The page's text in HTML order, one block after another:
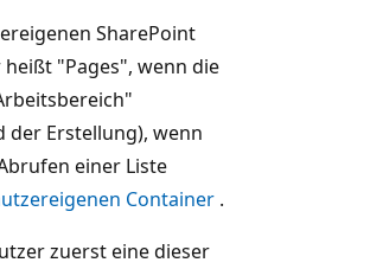
SharePoint
"Pages", wenn die
der Erstellung), wenn
einer Liste
Container .
zuerst eine dieser